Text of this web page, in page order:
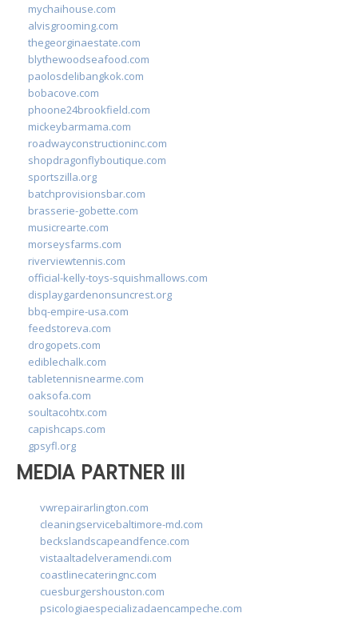
mychaihouse.com
alvisgrooming.com
thegeorginaestate.com
blythewoodseafood.com
paolosdelibangkok.com
bobacove.com
phoone24brookfield.com
mickeybarmama.com
roadwayconstructioninc.com
shopdragonflyboutique.com
sportszilla.org
batchprovisionsbar.com
brasserie-gobette.com
musicrearte.com
morseysfarms.com
riverviewtennis.com
official-kelly-toys-squishmallows.com
displaygardenonsuncrest.org
bbq-empire-usa.com
feedstoreva.com
drogopets.com
ediblechalk.com
tabletennisnearme.com
oaksofa.com
soultacohtx.com
capishcaps.com
gpsyfl.org
MEDIA PARTNER III
vwrepairarlington.com
cleaningservicebaltimore-md.com
beckslandscapeandfence.com
vistaaltadelveramendi.com
coastlinecateringnc.com
cuesburgershouston.com
psicologiaespecializadaencampeche.com